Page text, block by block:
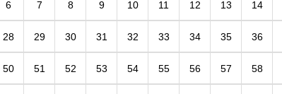
6 7 8 9 10 11 12 13 14
28 29 30 31 32 33 34 35 36
50 51 52 53 54 55 56 57 58